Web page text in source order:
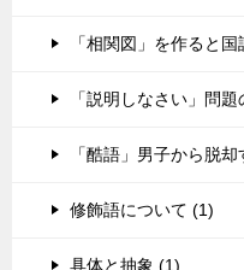
「相関図」を作ると
「説明しなさい」問
「酷語」男子から脱
修飾語について (1)
具体と抽象 (1)